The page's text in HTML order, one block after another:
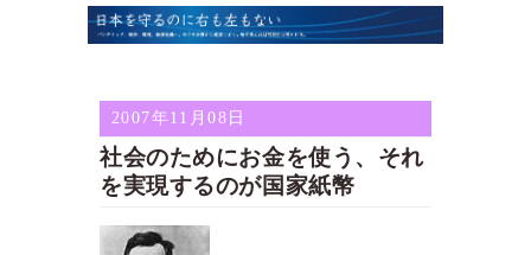
2007年11月08日
社会のためにお金を使う、それ
を実現するのが国家紙幣